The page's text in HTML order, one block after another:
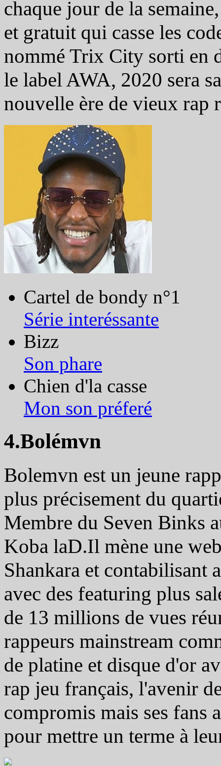
chaque jour de la
et gratuit qui casse les
nommé Trix City sorti en
le label AWA, 2020 sera
nouvelle ère de vieux rap
Cartel de bondy n°1
Série interéssante
Bizz
Son phare
Chien d'la casse
Mon son préferé
4.Bolémvn
Bolemvn est un jeune
plus précisement du
Membre du Seven Binks
Koba laD.Il mène une
Shankara et contabilisant
avec des featuring plus
de 13 millions de vues
rappeurs mainstream
de platine et disque d'or
rap jeu français, l'avenir
compromis mais ses fans
pour mettre un terme à